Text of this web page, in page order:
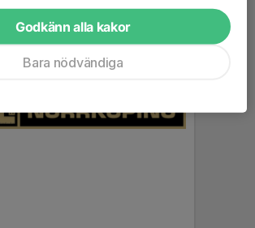
Godkänn alla kakor
Bara nödvändiga